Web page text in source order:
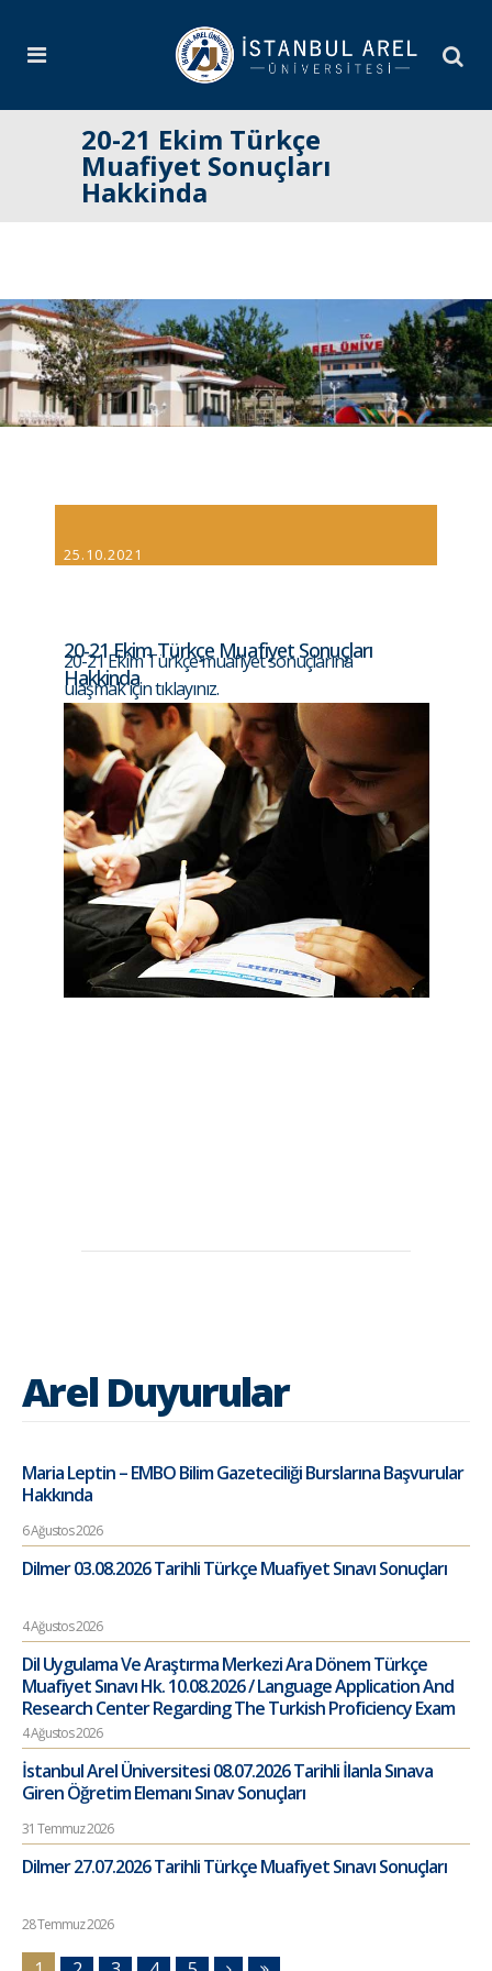
20-21 Ekim Türkçe
Muafiyet Sonuçları
Hakkinda
25.10.2021
20-21 Ekim Türkçe Muafiyet Sonuçları
Hakkinda
20-21 Ekim Türkçe muafiyet sonuçlarına
ulaşmak için tıklayınız.
Arel Duyurular
Maria Leptin – EMBO Bilim Gazeteciliği Burslarına Başvurular
Hakkında
6 Ağustos 2026
Dilmer 03.08.2026 Tarihli Türkçe Muafiyet Sınavı Sonuçları
4 Ağustos 2026
Dil Uygulama Ve Araştırma Merkezi Ara Dönem Türkçe
Muafiyet Sınavı Hk. 10.08.2026 / Language Application And
Research Center Regarding The Turkish Proficiency Exam
4 Ağustos 2026
İstanbul Arel Üniversitesi 08.07.2026 Tarihli İlanla Sınava
Giren Öğretim Elemanı Sınav Sonuçları
31 Temmuz 2026
Dilmer 27.07.2026 Tarihli Türkçe Muafiyet Sınavı Sonuçları
28 Temmuz 2026